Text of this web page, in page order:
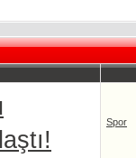
Spor